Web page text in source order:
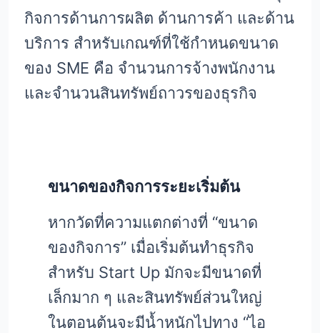
กิจการด้านการผลิต ด้านการค้า และด้าน
บริการ สำหรับเกณฑ์ที่ใช้กำหนดขนาด
ของ SME คือ จำนวนการจ้างพนักงาน
และจำนวนสินทรัพย์ถาวรของธุรกิจ
ขนาดของกิจการระยะเริ่มต้น
หากวัดที่ความแตกต่างที่ “ขนาด
ของกิจการ” เมื่อเริ่มต้นทำธุรกิจ
สำหรับ Start Up มักจะมีขนาดที่
เล็กมาก ๆ และสินทรัพย์ส่วนใหญ่
ในตอนต้นจะมีน้ำหนักไปทาง “ไอ